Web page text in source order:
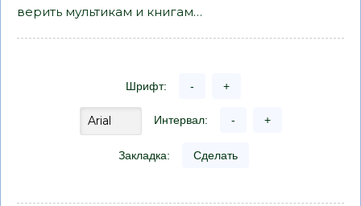
верить мультикам и книгам…
Шрифт: - +
Интервал: - +
Закладка: Сделать